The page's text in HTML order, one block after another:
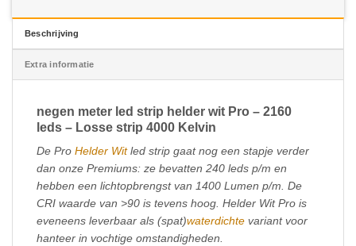
Beschrijving
Extra informatie
negen meter led strip helder wit Pro – 2160
leds – Losse strip 4000 Kelvin
De Pro Helder Witled strip gaat nog een stapje verder
dan onze Premiums: ze bevatten 240 leds p/m en
hebben een lichtopbrengst van 1400 Lumen p/m. De
CRI waarde van >90 is tevens hoog. Helder Wit Pro is
eveneens leverbaar als (spat)waterdichte variant voor
hanteer in vochtige omstandigheden.